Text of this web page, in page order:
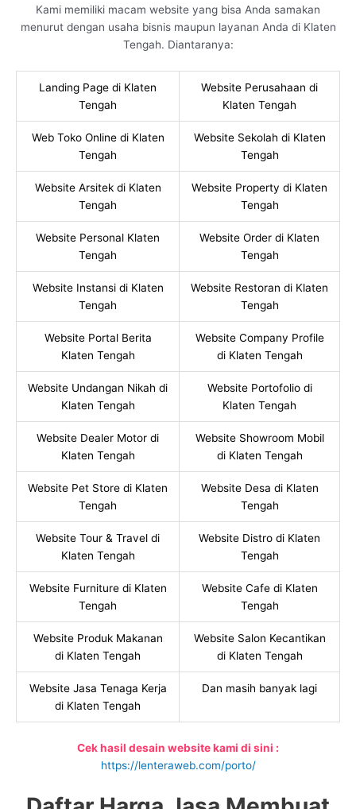
Kami memiliki macam website yang bisa Anda samakan
menurut dengan usaha bisnis maupun layanan Anda di Klaten
Tengah. Diantaranya:
Landing Page di Klaten
Tengah
Website Perusahaan di
Klaten Tengah
Web Toko Online di Klaten
Tengah
Website Sekolah di Klaten
Tengah
Website Arsitek di Klaten
Tengah
Website Property di Klaten
Tengah
Website Personal Klaten
Tengah
Website Order di Klaten
Tengah
Website Instansi di Klaten
Tengah
Website Restoran di Klaten
Tengah
Website Portal Berita
Klaten Tengah
Website Company Profile
di Klaten Tengah
Website Undangan Nikah di
Klaten Tengah
Website Portofolio di
Klaten Tengah
Website Dealer Motor di
Klaten Tengah
Website Showroom Mobil
di Klaten Tengah
Website Pet Store di Klaten
Tengah
Website Desa di Klaten
Tengah
Website Tour & Travel di
Klaten Tengah
Website Distro di Klaten
Tengah
Website Furniture di Klaten
Tengah
Website Cafe di Klaten
Tengah
Website Produk Makanan
di Klaten Tengah
Website Salon Kecantikan
di Klaten Tengah
Website Jasa Tenaga Kerja
di Klaten Tengah
Dan masih banyak lagi
Cek hasil desain website kami di sini :
https://lenteraweb.com/porto/